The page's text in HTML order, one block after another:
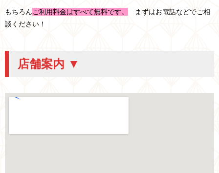
もちろんご利用料金はすべて無料です。
まずはお電話などでご相
談ください！
店舗案内 ▼